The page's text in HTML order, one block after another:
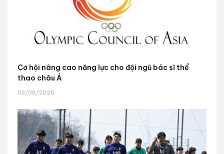
Cơ hội nâng cao năng lực cho đội ngũ bác sĩ thể
thao châu Á
03/08/2026